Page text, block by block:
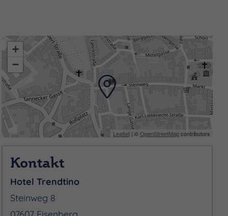
+
−
Leaflet| ©OpenStreetMapcontributors
Kontakt
Hotel Trendtino
Steinweg 8